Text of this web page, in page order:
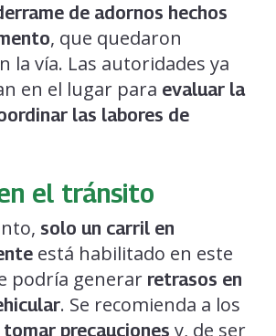
de adornos hechos
, que quedaron
la vía. Las autoridades ya
en el lugar para evaluar la
las labores de
el tránsito
solo un carril en
está habilitado en este
podría generar retrasos en
. Se recomienda a los
tomar precauciones y, de ser